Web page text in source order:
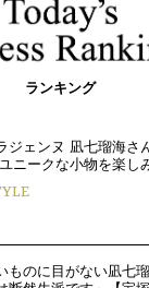
ランキング
ジェンヌ 凪七瑠海さ
ニークな小物を楽し
ものに目がない凪七